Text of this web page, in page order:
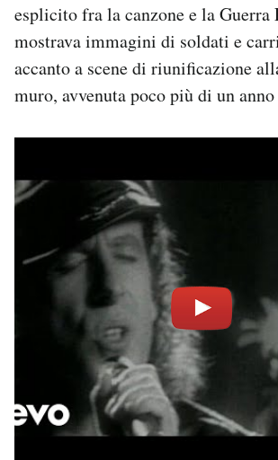
esplicito fra la canzone e la Guerra
mostrava immagini di soldati e
accanto a scene di riunificazione
muro, avvenuta poco più di un